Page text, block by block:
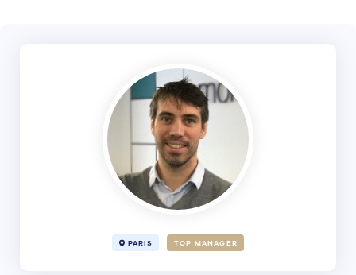
PARIS TOP MANAGER